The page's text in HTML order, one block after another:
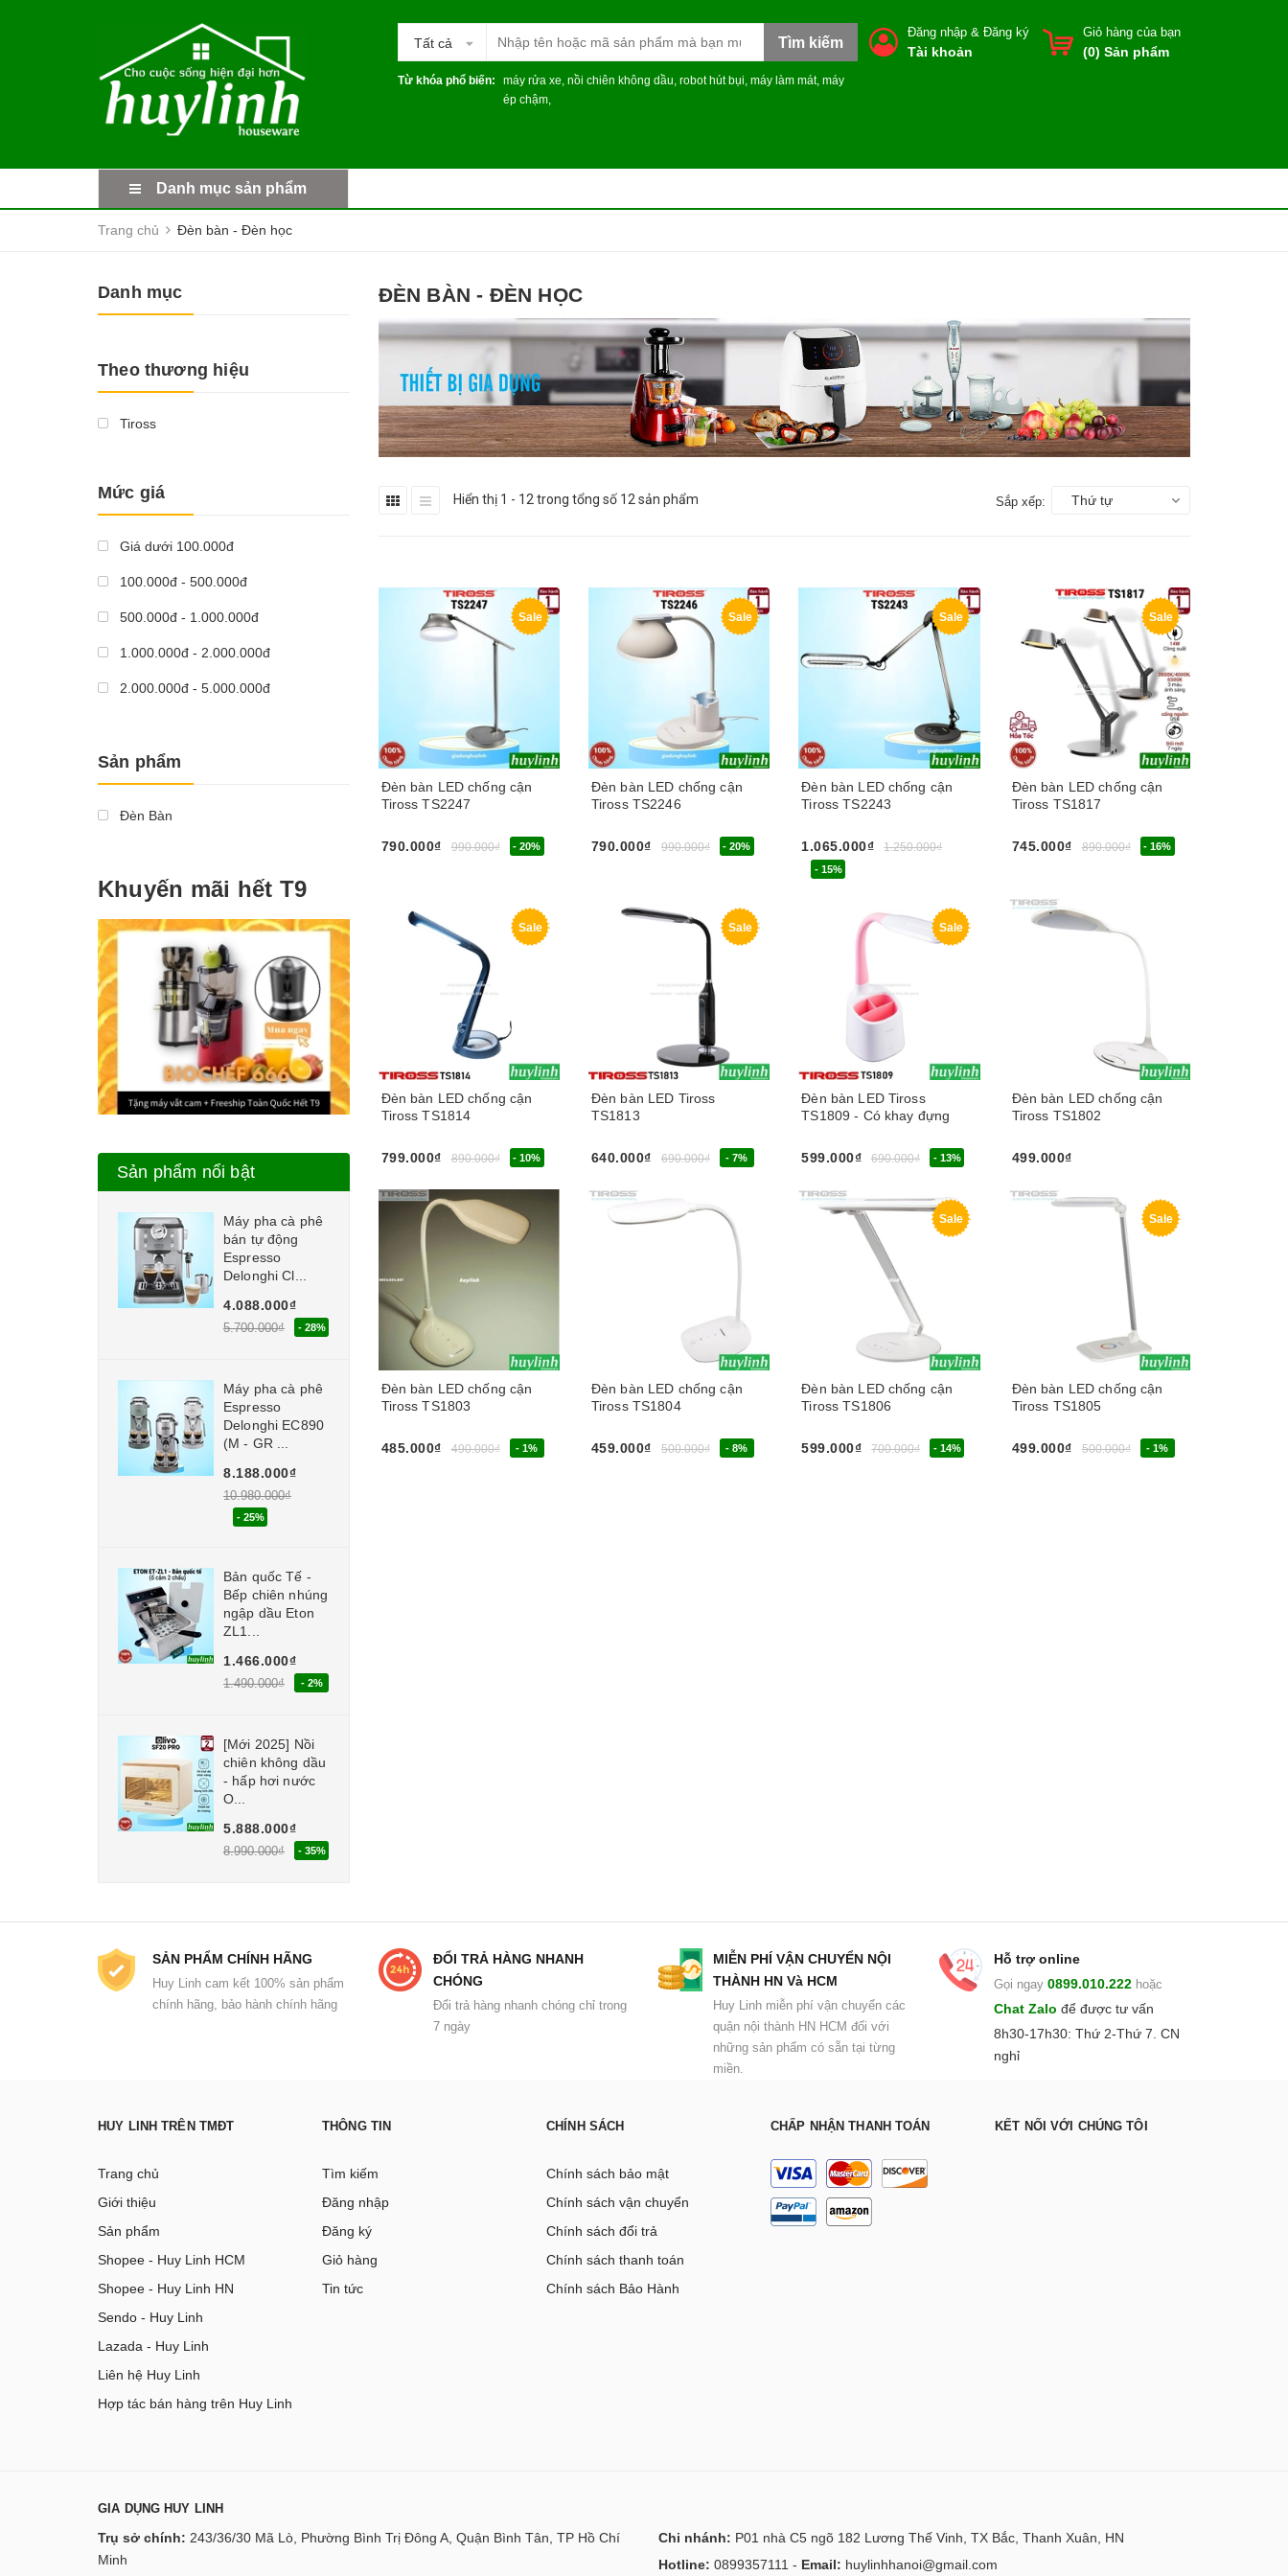
Tất cả Tìm kiếm
Từ khóa phổ biến: máy rửa xe, nồi chiên không dầu, robot hút bụi, máy làm mát, máy
ép chậm,
Giỏ hàng của bạn
(0) Sản phẩm
Đăng nhập & Đăng ký
Tài khoản
Danh mục sản phẩm
Trang chủ Đèn bàn - Đèn học
ĐÈN BÀN - ĐÈN HỌC
Hiển thị 1 - 12 trong tổng số 12 sản phẩm Sắp xếp: Thứ tự
Sale
Đèn bàn LED chống cận
Tiross TS2247
790.000₫ 990.000₫ - 20%
Mua ngay
Sale
Đèn bàn LED chống cận
Tiross TS2246
790.000₫ 990.000₫ - 20%
Chọn sản phẩm
Sale
Đèn bàn LED chống cận
Tiross TS2243
1.065.000₫ 1.250.000₫
- 15%
Mua ngay
Sale
Đèn bàn LED chống cận
Tiross TS1817
745.000₫ 890.000₫ - 16%
Chọn sản phẩm
Sale
Đèn bàn LED chống cận
Tiross TS1814
799.000₫ 890.000₫ - 10%
Mua ngay
Sale
Đèn bàn LED Tiross
TS1813
640.000₫ 690.000₫ - 7%
Chọn sản phẩm
Sale
Đèn bàn LED Tiross
TS1809 - Có khay đựng
599.000₫ 690.000₫ - 13%
Chọn sản phẩm
Đèn bàn LED chống cận
Tiross TS1802
499.000₫
Hết hàng
Đèn bàn LED chống cận
Tiross TS1803
485.000₫ 490.000₫ - 1%
Hết hàng
Đèn bàn LED chống cận
Tiross TS1804
459.000₫ 500.000₫ - 8%
Hết hàng
Sale
Đèn bàn LED chống cận
Tiross TS1806
599.000₫ 700.000₫ - 14%
Mua ngay
Sale
Đèn bàn LED chống cận
Tiross TS1805
499.000₫ 500.000₫ - 1%
Chọn sản phẩm
Danh mục
Theo thương hiệu
Tiross
Mức giá
Giá dưới 100.000đ
100.000đ - 500.000đ
500.000đ - 1.000.000đ
1.000.000đ - 2.000.000đ
2.000.000đ - 5.000.000đ
Sản phẩm
Đèn Bàn
Khuyến mãi hết T9
Sản phẩm nổi bật
Máy pha cà phê
bán tự động
Espresso
Delonghi Cl...
4.088.000₫
5.700.000₫ - 28%
Máy pha cà phê
Espresso
Delonghi EC890
(M - GR ...
8.188.000₫
10.980.000₫
- 25%
Bản quốc Tế -
Bếp chiên nhúng
ngập dầu Eton
ZL1...
1.466.000₫
1.490.000₫ - 2%
[Mới 2025] Nồi
chiên không dầu
- hấp hơi nước
O...
5.888.000₫
8.990.000₫ - 35%
SẢN PHẨM CHÍNH HÃNG
Huy Linh cam kết 100% sản phẩm
chính hãng, bảo hành chính hãng
ĐỔI TRẢ HÀNG NHANH
CHÓNG
Đổi trả hàng nhanh chóng chỉ trong
7 ngày
MIỄN PHÍ VẬN CHUYỂN NỘI
THÀNH HN Và HCM
Huy Linh miễn phí vận chuyển các
quận nội thành HN HCM đối với
những sản phẩm có sẵn tại từng
miền.
Hỗ trợ online
Gọi ngay 0899.010.222hoặc
Chat Zalo để được tư vấn
8h30-17h30: Thứ 2-Thứ 7. CN
nghỉ
HUY LINH TRÊN TMĐT
Trang chủ
Giới thiệu
Sản phẩm
Shopee - Huy Linh HCM
Shopee - Huy Linh HN
Sendo - Huy Linh
Lazada - Huy Linh
Liên hệ Huy Linh
Hợp tác bán hàng trên Huy Linh
THÔNG TIN
Tìm kiếm
Đăng nhập
Đăng ký
Giỏ hàng
Tin tức
CHÍNH SÁCH
Chính sách bảo mật
Chính sách vận chuyển
Chính sách đổi trả
Chính sách thanh toán
Chính sách Bảo Hành
CHẤP NHẬN THANH TOÁN KẾT NỐI VỚI CHÚNG TÔI
GIA DỤNG HUY LINH
Trụ sở chính: 243/36/30 Mã Lò, Phường Bình Trị Đông A, Quận Bình Tân, TP Hồ Chí
Minh
Chi nhánh: P01 nhà C5 ngõ 182 Lương Thế Vinh, TX Bắc, Thanh Xuân, HN
Hotline: 0899357111 - Email: huylinhhanoi@gmail.com